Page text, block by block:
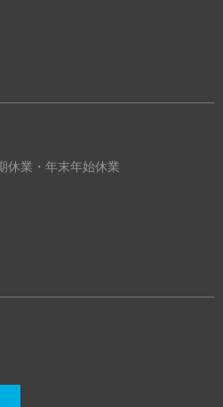
休業・年末年始休業